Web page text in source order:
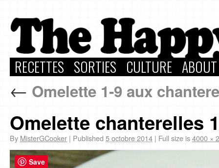
RECETTES SORTIES CULTURE
← Omelette 1-9 aux
Omelette chanterelles
By MisterGCooker | Published 5 octobre 2014 | Full size is4000 ×
Save